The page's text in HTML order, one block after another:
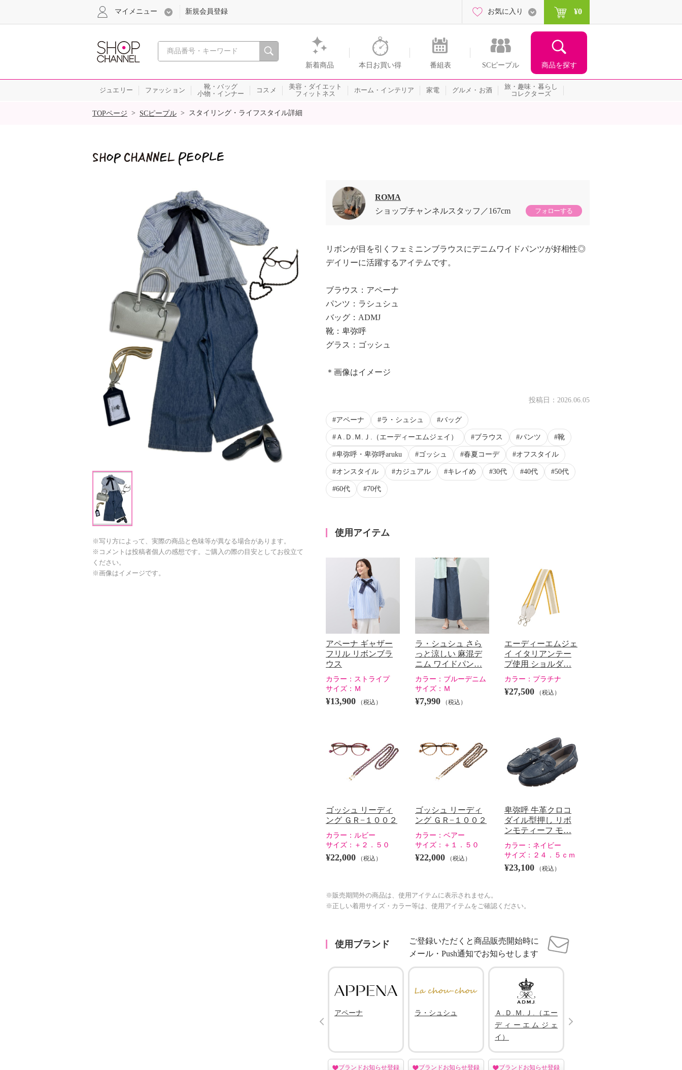
心おどる、瞬間を。通販・テレビショッピングのショップチャンネル
新着商品 本日お買い得 番組表 SCピープル 商品を探す
マイメニュー 新規会員登録 お気に入り ¥0
ジュエリー ファッション
靴・バッグ
小物・インナー
コスメ
美容・ダイエット
フィットネス
ホーム・インテリア 家電 グルメ・お酒
旅・趣味・暮らし
コレクターズ
SALE
TOPページ > SCピープル > スタイリング・ライフスタイル詳細
※写り方によって、実際の商品と色味等が異なる場合があります。
※コメントは投稿者個人の感想です。ご購入の際の目安としてお役立て
ください。
※画像はイメージです。
ROMA
ショップチャンネルスタッフ
167cm フォローする
リボンが目を引くフェミニンブラウスにデニムワイドパンツが好相性◎
デイリーに活躍するアイテムです。
ブラウス：アペーナ
パンツ：ラシュシュ
バッグ：ADMJ
靴：卑弥呼
グラス：ゴッシュ
＊画像はイメージ
投稿日： 2026.06.05
アペーナ ラ・シュシュ バッグ
Ａ.Ｄ.Ｍ.Ｊ.（エーディーエムジェイ） ブラウス パンツ 靴
卑弥呼・卑弥呼aruku ゴッシュ 春夏コーデ オフスタイル
オンスタイル カジュアル キレイめ 30代 40代 50代
60代 70代
使用アイテム
アペーナ ギャザー
フリル リボンブラ
ウス
カラー： ストライプ
サイズ： Ｍ
¥13,900 （税込）
ラ・シュシュ さら
っと涼しい 麻混デ
ニム ワイドパン…
カラー： ブルーデニム
サイズ： Ｍ
¥7,990 （税込）
エーディーエムジェ
イ イタリアンテー
プ使用 ショルダ…
カラー： プラチナ
¥27,500 （税込）
ゴッシュ リーディ
ング ＧＲ−１００２
カラー： ルビー
サイズ： ＋２．５０
¥22,000 （税込）
ゴッシュ リーディ
ング ＧＲ−１００２
カラー： ベアー
サイズ： ＋１．５０
¥22,000 （税込）
卑弥呼 牛革クロコ
ダイル型押し リボ
ンモティーフ モ…
カラー： ネイビー
サイズ： ２４．５ｃｍ
¥23,100 （税込）
※販売期間外の商品は、使用アイテムに表示されません。
※正しい着用サイズ・カラー等は、使用アイテムをご確認ください。
使用ブランド
ご登録いただくと商品販売開始時に
メール・Push通知でお知らせします
アペーナ
ブランドお知らせ登録
ラ・シュシュ
ブランドお知らせ登録
Ａ.Ｄ.Ｍ.Ｊ.（エー
ディーエムジェ
イ）
ブランドお知らせ登録
Next